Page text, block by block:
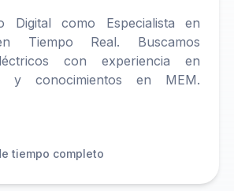
Digital como Especialista en
Tiempo Real. Buscamos
con experiencia en
y conocimientos en MEM.
tiempo completo